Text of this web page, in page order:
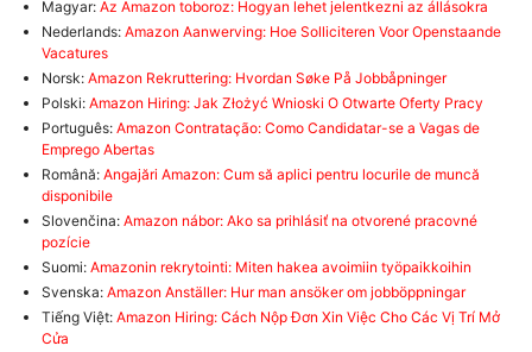
Magyar: Az Amazon toboroz: Hogyan lehet jelentkezni az állásokra
Nederlands: Amazon Aanwerving: Hoe Solliciteren Voor Openstaande
Vacatures
Norsk: Amazon Rekruttering: Hvordan Søke På Jobbåpninger
Polski: Amazon Hiring: Jak Złożyć Wnioski O Otwarte Oferty Pracy
Português: Amazon Contratação: Como Candidatar-se a Vagas de
Emprego Abertas
Română: Angajări Amazon: Cum să aplici pentru locurile de muncă
disponibile
Slovenčina: Amazon nábor: Ako sa prihlásiť na otvorené pracovné
pozície
Suomi: Amazonin rekrytointi: Miten hakea avoimiin työpaikkoihin
Svenska: Amazon Anställer: Hur man ansöker om jobböppningar
Tiếng Việt: Amazon Hiring: Cách Nộp Đơn Xin Việc Cho Các Vị Trí Mở
Cửa